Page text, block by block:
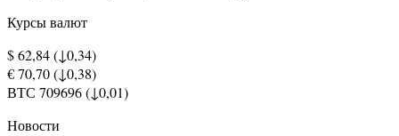
Курсы валют
$ 62,84 (↓0,34)
€ 70,70 (↓0,38)
ВТС 709696 (↓0,01)
Новости